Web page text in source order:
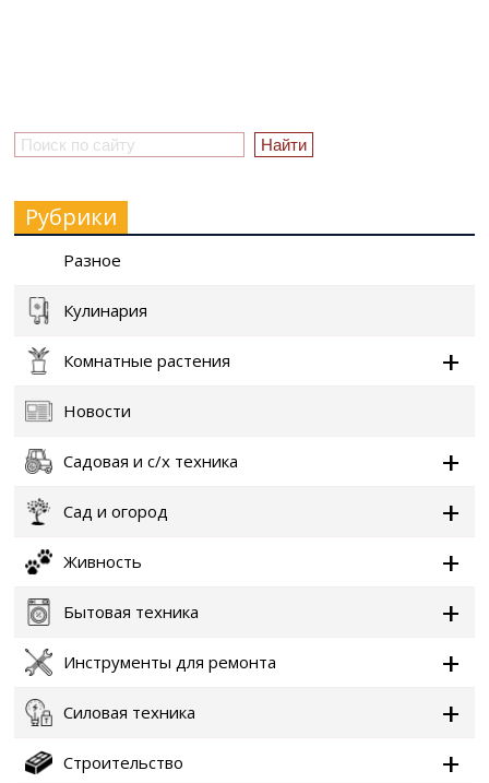
Рубрики
Разное
Кулинария
Комнатные растения
Новости
Садовая и с/х техника
Сад и огород
Живность
Бытовая техника
Инструменты для ремонта
Силовая техника
Строительство